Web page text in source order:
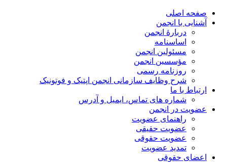
صفحه اصلی
آشنایی با انجمن
دربارۀ انجمن
اساسنامه
مسئولین انجمن
مؤسسین انجمن
روزنامه رسمی
شرح وظایف سازمانی انجمن اپتیک و فوتونیک
ارتباط با ما
شماره های تماس، ایمیل و آدرس
عضویت در انجمن
راهنمای عضویت
عضویت حقیقی
عضویت حقوقی
تمدید عضویت
اعضای حقوقی